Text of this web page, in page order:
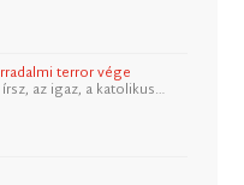
terror vége
az igaz, a katolikus…